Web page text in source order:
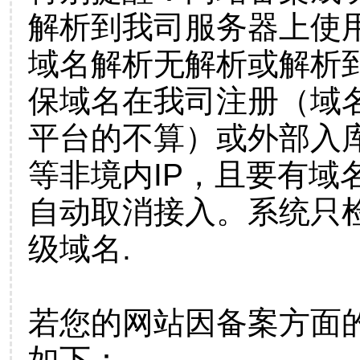
解析到我司服务器上使
域名解析无解析或解析
保域名在我司注册（域
平台的不算）或外部入
等非境内IP，且要有域
自动取消接入。系统只
级域名.
若您的网站因备案方面